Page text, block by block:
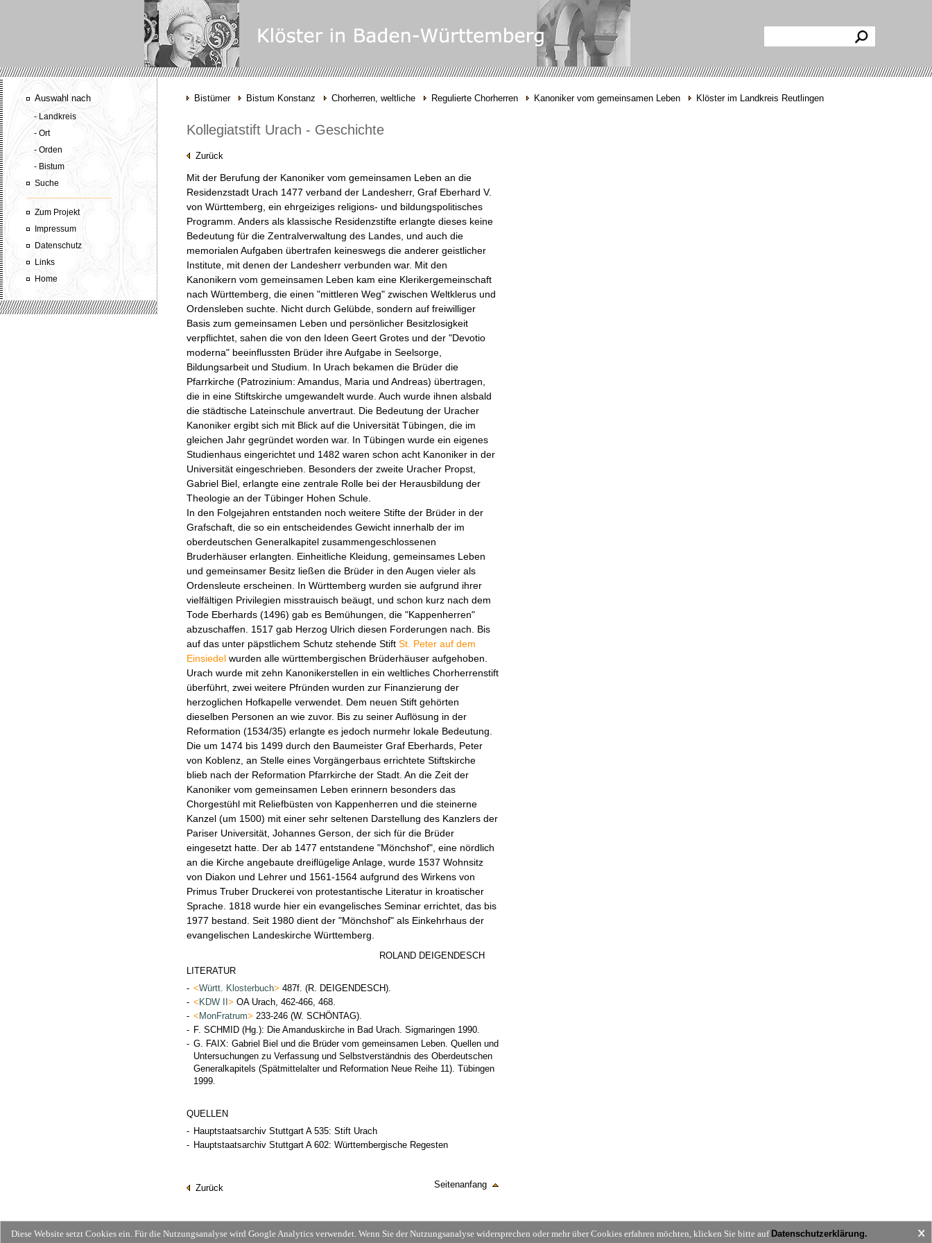
Auswahl nach
- Landkreis
- Ort
- Orden
- Bistum
Suche
Zum Projekt
Impressum
Datenschutz
Links
Home
Bistümer Bistum Konstanz Chorherren, weltliche Regulierte Chorherren Kanoniker vom gemeinsamen Leben Klöster im Landkreis Reutlingen
Kollegiatstift Urach - Geschichte
Zurück
Mit der Berufung der Kanoniker vom gemeinsamen Leben an die
Residenzstadt Urach 1477 verband der Landesherr, Graf Eberhard V.
von Württemberg, ein ehrgeiziges religions- und bildungspolitisches
Programm. Anders als klassische Residenzstifte erlangte dieses keine
Bedeutung für die Zentralverwaltung des Landes, und auch die
memorialen Aufgaben übertrafen keineswegs die anderer geistlicher
Institute, mit denen der Landesherr verbunden war. Mit den
Kanonikern vom gemeinsamen Leben kam eine Klerikergemeinschaft
nach Württemberg, die einen "mittleren Weg" zwischen Weltklerus und
Ordensleben suchte. Nicht durch Gelübde, sondern auf freiwilliger
Basis zum gemeinsamen Leben und persönlicher Besitzlosigkeit
verpflichtet, sahen die von den Ideen Geert Grotes und der "Devotio
moderna" beeinflussten Brüder ihre Aufgabe in Seelsorge,
Bildungsarbeit und Studium. In Urach bekamen die Brüder die
Pfarrkirche (Patrozinium: Amandus, Maria und Andreas) übertragen,
die in eine Stiftskirche umgewandelt wurde. Auch wurde ihnen alsbald
die städtische Lateinschule anvertraut. Die Bedeutung der Uracher
Kanoniker ergibt sich mit Blick auf die Universität Tübingen, die im
gleichen Jahr gegründet worden war. In Tübingen wurde ein eigenes
Studienhaus eingerichtet und 1482 waren schon acht Kanoniker in der
Universität eingeschrieben. Besonders der zweite Uracher Propst,
Gabriel Biel, erlangte eine zentrale Rolle bei der Herausbildung der
Theologie an der Tübinger Hohen Schule.
In den Folgejahren entstanden noch weitere Stifte der Brüder in der
Grafschaft, die so ein entscheidendes Gewicht innerhalb der im
oberdeutschen Generalkapitel zusammengeschlossenen
Bruderhäuser erlangten. Einheitliche Kleidung, gemeinsames Leben
und gemeinsamer Besitz ließen die Brüder in den Augen vieler als
Ordensleute erscheinen. In Württemberg wurden sie aufgrund ihrer
vielfältigen Privilegien misstrauisch beäugt, und schon kurz nach dem
Tode Eberhards (1496) gab es Bemühungen, die "Kappenherren"
abzuschaffen. 1517 gab Herzog Ulrich diesen Forderungen nach. Bis
auf das unter päpstlichem Schutz stehende Stift St. Peter auf dem
Einsiedel wurden alle württembergischen Brüderhäuser aufgehoben.
Urach wurde mit zehn Kanonikerstellen in ein weltliches Chorherrenstift
überführt, zwei weitere Pfründen wurden zur Finanzierung der
herzoglichen Hofkapelle verwendet. Dem neuen Stift gehörten
dieselben Personen an wie zuvor. Bis zu seiner Auflösung in der
Reformation (1534/35) erlangte es jedoch nurmehr lokale Bedeutung.
Die um 1474 bis 1499 durch den Baumeister Graf Eberhards, Peter
von Koblenz, an Stelle eines Vorgängerbaus errichtete Stiftskirche
blieb nach der Reformation Pfarrkirche der Stadt. An die Zeit der
Kanoniker vom gemeinsamen Leben erinnern besonders das
Chorgestühl mit Reliefbüsten von Kappenherren und die steinerne
Kanzel (um 1500) mit einer sehr seltenen Darstellung des Kanzlers der
Pariser Universität, Johannes Gerson, der sich für die Brüder
eingesetzt hatte. Der ab 1477 entstandene "Mönchshof", eine nördlich
an die Kirche angebaute dreiflügelige Anlage, wurde 1537 Wohnsitz
von Diakon und Lehrer und 1561-1564 aufgrund des Wirkens von
Primus Truber Druckerei von protestantische Literatur in kroatischer
Sprache. 1818 wurde hier ein evangelisches Seminar errichtet, das bis
1977 bestand. Seit 1980 dient der "Mönchshof" als Einkehrhaus der
evangelischen Landeskirche Württemberg.
ROLAND DEIGENDESCH
LITERATUR
- <Württ. Klosterbuch> 487f. (R. DEIGENDESCH).
- < KDW II > OA Urach, 462-466, 468.
- < MonFratrum> 233-246 (W. SCHÖNTAG).
- F. SCHMID (Hg.): Die Amanduskirche in Bad Urach. Sigmaringen 1990.
- G. FAIX: Gabriel Biel und die Brüder vom gemeinsamen Leben. Quellen und
Untersuchungen zu Verfassung und Selbstverständnis des Oberdeutschen
Generalkapitels (Spätmittelalter und Reformation Neue Reihe 11). Tübingen
1999.
QUELLEN
- Hauptstaatsarchiv Stuttgart A 535: Stift Urach
- Hauptstaatsarchiv Stuttgart A 602: Württembergische Regesten
Zurück Seitenanfang
Diese Website setzt Cookies ein. Für die Nutzungsanalyse wird Google Analytics verwendet. Wenn Sie der Nutzungsanalyse widersprechen oder mehr über Cookies erfahren möchten, klicken Sie bitte auf Datenschutzerklärung.